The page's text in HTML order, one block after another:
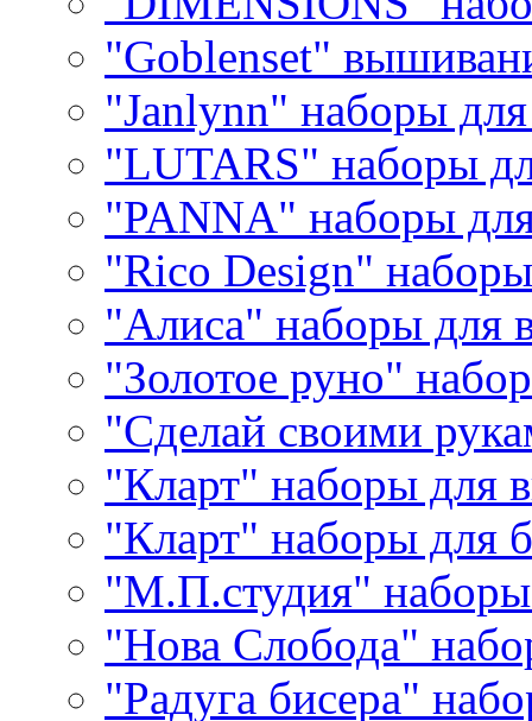
"Goblenset"
"Janlynn" наборы
"LUTARS" наборы
"PANNA" наборы
"Rico Design"
"Алиса" наборы для
"Золотое руно"
"Сделай своими
"Кларт" наборы для
"Кларт" наборы для
"М.П.студия"
"Нова Слобода"
"Радуга бисера"